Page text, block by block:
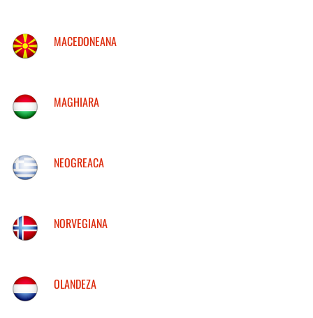
MACEDONEANA
MAGHIARA
NEOGREACA
NORVEGIANA
OLANDEZA